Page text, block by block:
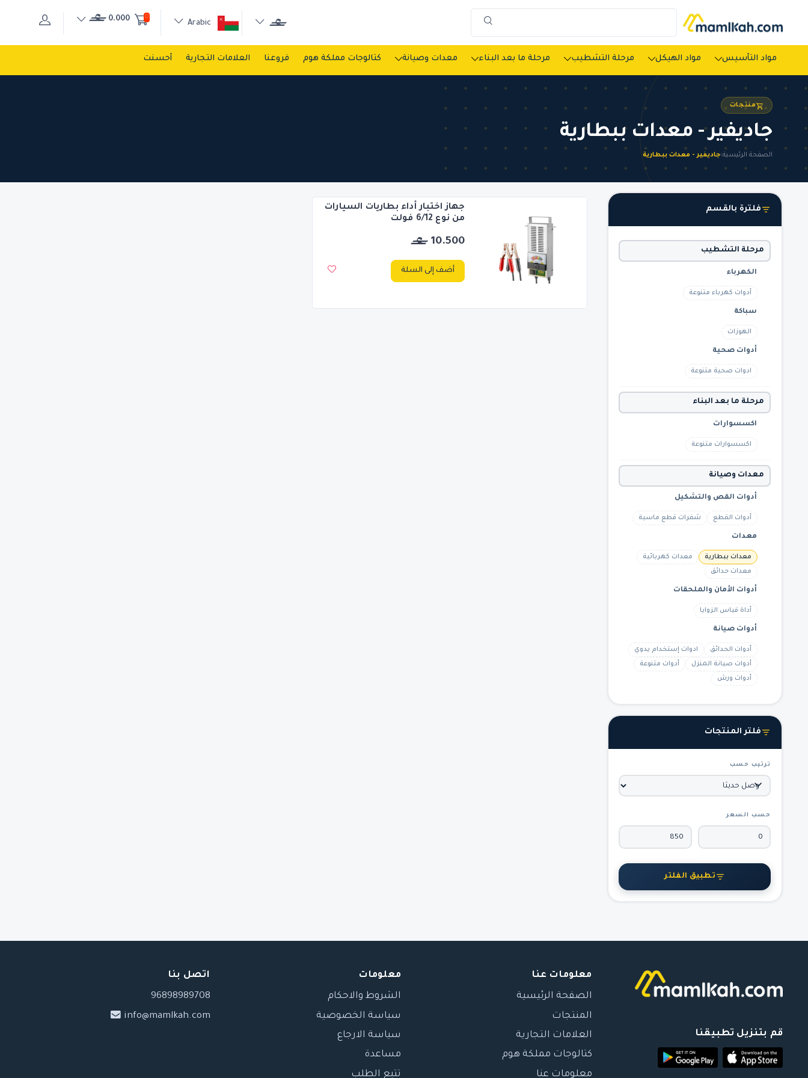
0
0.000
مواد التأسيس مواد الهيكل مرحلة التشطيب مرحلة ما بعد البناء معدات وصيانة كتالوجات مملكة هوم فروعنا العلامات التجارية أحسنت
منتجات
جاديفير - معدات ببطارية
الصفحة الرئيسية›جاديفير - معدات ببطارية
فلترة بالقسم
مرحلة التشطيب
الكهرباء
أدوات كهرباء متنوعة
سباكة
الهوزات
أدوات صحية
ادوات صحية متنوعة
مرحلة ما بعد البناء
اكسسوارات
اكسسوارات متنوعة
معدات وصيانة
أدوات القص والتشكيل
أدوات القطع شفرات قطع ماسية
معدات
معدات ببطارية
معدات كهربائية
معدات حدائق
أدوات الأمان والملحقات
أداة قياس الزوايا
أدوات صيانة
أدوات الحدائق
ادوات إستخدام يدوي
أدوات صيانة المنزل
أدوات متنوعة
أدوات ورش
فلتر المنتجات
ترتيب حسب
حسب السعر
تطبيق الفلتر
جهاز اختبار أداء بطاريات السيارات
من نوع 6/12 فولت
10.500
أضف إلى السلة
قم بتنزيل تطبيقنا
معلومات عنا
الصفحة الرئيسية
المنتجات
العلامات التجارية
كتالوجات مملكة هوم
معلومات عنا
معلومات
الشروط والاحكام
سياسة الخصوصية
سياسة الارجاع
مساعدة
تتبع الطلب
اتصل بنا
96898989708
info@mamlkah.com